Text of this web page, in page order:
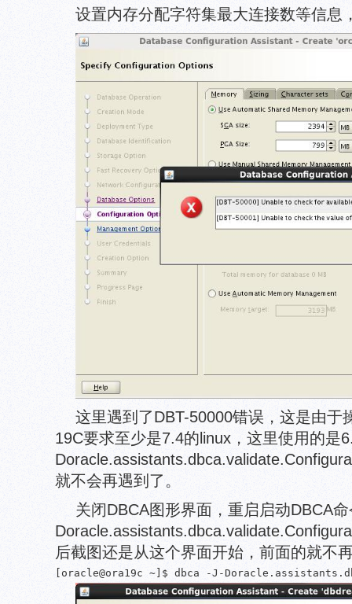
设置内存分配字符集最大连接数等信息
这里遇到了DBT-50000错误，这是由于
19C要求至少是7.4的linux，这里使用的是
就不会再遇到了。
关闭DBCA图形界面，重启启动DBCA
后截图还是从这个界面开始，前面的就不
[oracle@ora19c ~]$ dbca -J-